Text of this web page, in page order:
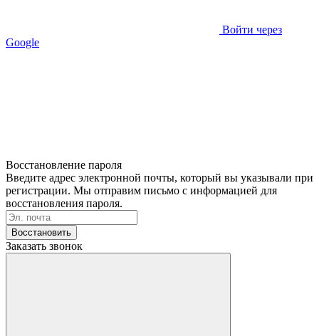
Войти через
Google
Восстановление пароля
Введите адрес электронной почты, который вы указывали при
регистрации. Мы отправим письмо с информацией для
восстановления пароля.
Восстановить
Заказать звонок